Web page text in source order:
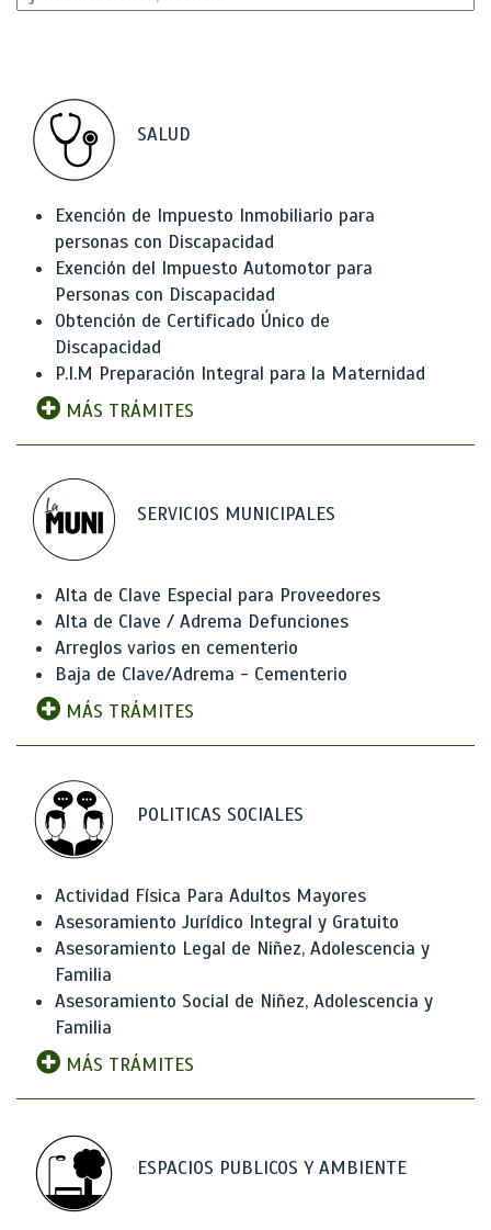
SALUD
Exención de Impuesto Inmobiliario para
personas con Discapacidad
Exención del Impuesto Automotor para
Personas con Discapacidad
Obtención de Certificado Único de
Discapacidad
P.I.M Preparación Integral para la Maternidad
MÁS TRÁMITES
SERVICIOS MUNICIPALES
Alta de Clave Especial para Proveedores
Alta de Clave / Adrema Defunciones
Arreglos varios en cementerio
Baja de Clave/Adrema - Cementerio
MÁS TRÁMITES
POLITICAS SOCIALES
Actividad Física Para Adultos Mayores
Asesoramiento Jurídico Integral y Gratuito
Asesoramiento Legal de Niñez, Adolescencia y
Familia
Asesoramiento Social de Niñez, Adolescencia y
Familia
MÁS TRÁMITES
ESPACIOS PUBLICOS Y AMBIENTE